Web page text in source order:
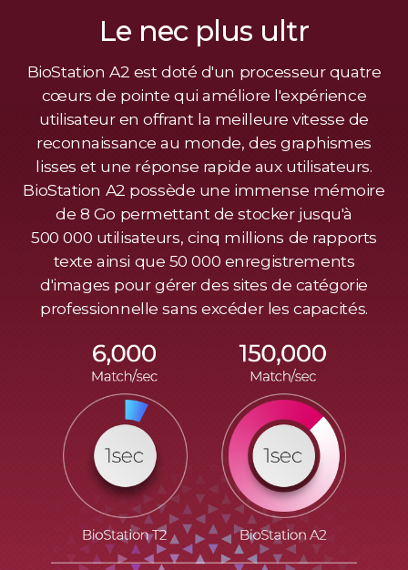
Le nec plus ultr
BioStation A2 est doté d'un processeur quatre
cœurs de pointe qui améliore l'expérience
utilisateur en offrant la meilleure vitesse de
reconnaissance au monde, des graphismes
lisses et une réponse rapide aux utilisateurs.
BioStation A2 possède une immense mémoire
de 8 Go permettant de stocker jusqu'à
500 000 utilisateurs, cinq millions de rapports
texte ainsi que 50 000 enregistrements
d'images pour gérer des sites de catégorie
professionnelle sans excéder les capacités.